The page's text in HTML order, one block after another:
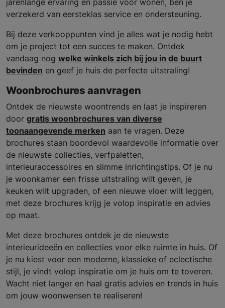
verzekerd van eersteklas service en ondersteuning.
Bij deze verkooppunten vind je alles wat je nodig hebt
om je project tot een succes te maken. Ontdek
vandaag nog welke winkels zich bij jou in de buurt
bevinden en geef je huis de perfecte uitstraling!
Woonbrochures aanvragen
Ontdek de nieuwste woontrends en laat je inspireren
door gratis woonbrochures van diverse
toonaangevende merken aan te vragen. Deze
brochures staan boordevol waardevolle informatie over
de nieuwste collecties, verfpaletten,
interieuraccessoires en slimme inrichtingstips. Of je nu
je woonkamer een frisse uitstraling wilt geven, je
keuken wilt upgraden, of een nieuwe vloer wilt leggen,
met deze brochures krijg je volop inspiratie en advies
op maat.
Met deze brochures ontdek je de nieuwste
interieurideeën en collecties voor elke ruimte in huis. Of
je nu kiest voor een moderne, klassieke of eclectische
stijl, je vindt volop inspiratie om je huis om te toveren.
Wacht niet langer en haal gratis advies en trends in huis
om jouw woonwensen te realiseren!